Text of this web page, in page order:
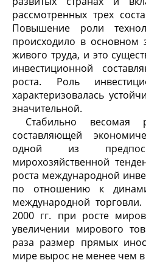
рассмотренных трех
Повышение роли
происходило в основном
живого труда, и это
инвестиционной
роста. Роль
характеризовалась
значительной.
Стабильно весомая
составляющей
одной из
мирохозяйственной
роста международной
по отношению к
международной
2000 гг. при росте
увеличении мирового
раза размер прямых
мире вырос не менее чем в